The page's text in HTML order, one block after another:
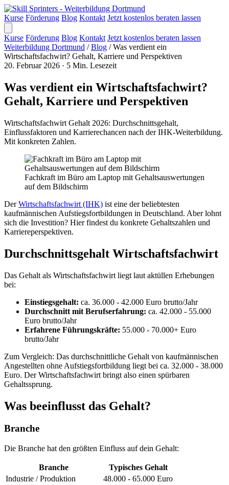
Kurse Förderung Blog Kontakt Jetzt kostenlos beraten lassen
Kurse Förderung Blog Kontakt Jetzt kostenlos beraten lassen
Weiterbildung Dortmund / Blog / Was verdient ein
Wirtschaftsfachwirt? Gehalt, Karriere und Perspektiven
20. Februar 2026 · 5 Min. Lesezeit
Was verdient ein Wirtschaftsfachwirt?
Gehalt, Karriere und Perspektiven
Wirtschaftsfachwirt Gehalt 2026: Durchschnittsgehalt,
Einflussfaktoren und Karrierechancen nach der IHK-Weiterbildung.
Mit konkreten Zahlen.
Fachkraft im Büro am Laptop mit Gehaltsauswertungen
auf dem Bildschirm
DerWirtschaftsfachwirt (IHK) ist eine der beliebtesten
kaufmännischen Aufstiegsfortbildungen in Deutschland. Aber lohnt
sich die Investition? Hier findest du konkrete Gehaltszahlen und
Karriereperspektiven.
Durchschnittsgehalt Wirtschaftsfachwirt
Das Gehalt als Wirtschaftsfachwirt liegt laut aktüllen Erhebungen
bei:
Einstiegsgehalt: ca. 36.000 - 42.000 Euro brutto/Jahr
Durchschnitt mit Berufserfahrung: ca. 42.000 - 55.000
Euro brutto/Jahr
Erfahrene Führungskräfte: 55.000 - 70.000+ Euro
brutto/Jahr
Zum Vergleich: Das durchschnittliche Gehalt von kaufmännischen
Angestellten ohne Aufstiegsfortbildung liegt bei ca. 32.000 - 38.000
Euro. Der Wirtschaftsfachwirt bringt also einen spürbaren
Gehaltssprung.
Was beeinflusst das Gehalt?
Branche
Die Branche hat den größten Einfluss auf dein Gehalt:
Branche
Typisches Gehalt
Industrie / Produktion
48.000 - 65.000 Euro